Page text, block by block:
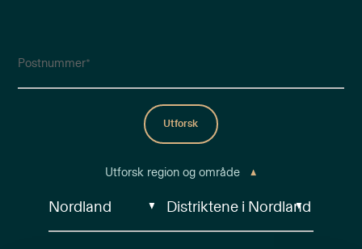
Postnummer
Utforsk
Utforsk region og område